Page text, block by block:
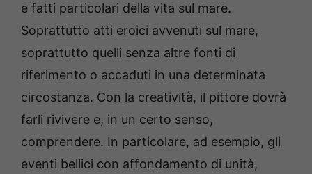
e fatti particolari della vita sul mare.
Soprattutto atti eroici avvenuti sul mare,
soprattutto quelli senza altre fonti di
riferimento o accaduti in una determinata
circostanza. Con la creatività, il pittore dovrà
farli rivivere e, in un certo senso,
comprendere. In particolare, ad esempio, gli
eventi bellici con affondamento di unità,